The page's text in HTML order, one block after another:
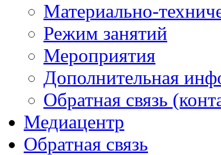
Материально-
Режим занятий
Мероприятия
Дополнительная
Обратная связь
Медиацентр
Обратная связь